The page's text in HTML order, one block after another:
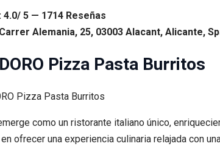
4.0/ 5 — 1714 Reseñas
Alemania, 25, 03003 Alacant, Alicante,
Pizza Pasta Burritos
como un ristorante italiano único,
ofrecer una experiencia culinaria relajada con